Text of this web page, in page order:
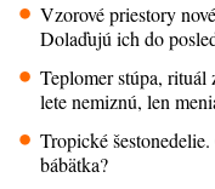
Vzorové priestory
Dolaďujú ich do
Teplomer stúpa, rituál
lete nemiznú, len
Tropické
bábätka?